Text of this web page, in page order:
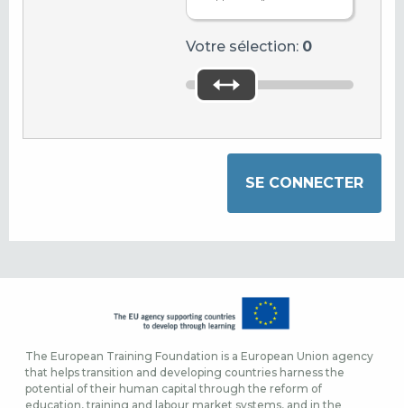
Votre sélection: 0
The European Training Foundation is a European Union agency
that helps transition and developing countries harness the
potential of their human capital through the reform of
education, training and labour market systems, and in the